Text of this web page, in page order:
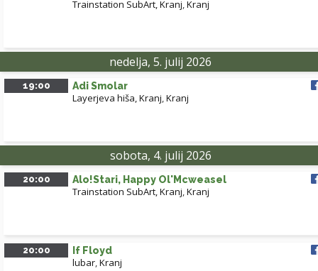
Trainstation SubArt, Kranj,Kranj
nedelja, 5. julij 2026
19:00 Adi Smolar
Layerjeva hiša, Kranj,Kranj
sobota, 4. julij 2026
20:00 Alo!Stari, Happy Ol'Mcweasel
Trainstation SubArt, Kranj,Kranj
20:00 If Floyd
lubar,Kranj